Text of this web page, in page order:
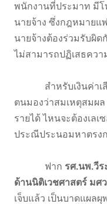
พนักงานที่ประมาท มี
นายจ้าง ซึ่งกฎหมายแ
นายจ้างต้องร่วมรับผิด
ไม่สามารถปฏิเสธคว
สำหรับเงินค่าเสีย
ตนมองว่าสมเหตุสมผ
รายได้ ไหนจะต้องเล
ประณีประนอมหาตรง
ฟาก รศ.นพ.วี
ด้านนิติเวชศาสตร์ มศว
เจ็บแล้ว เป็นบาดแผล